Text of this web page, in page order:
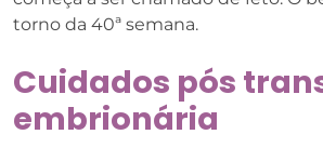
torno da 40ª semana.
Cuidados pós
embrionária